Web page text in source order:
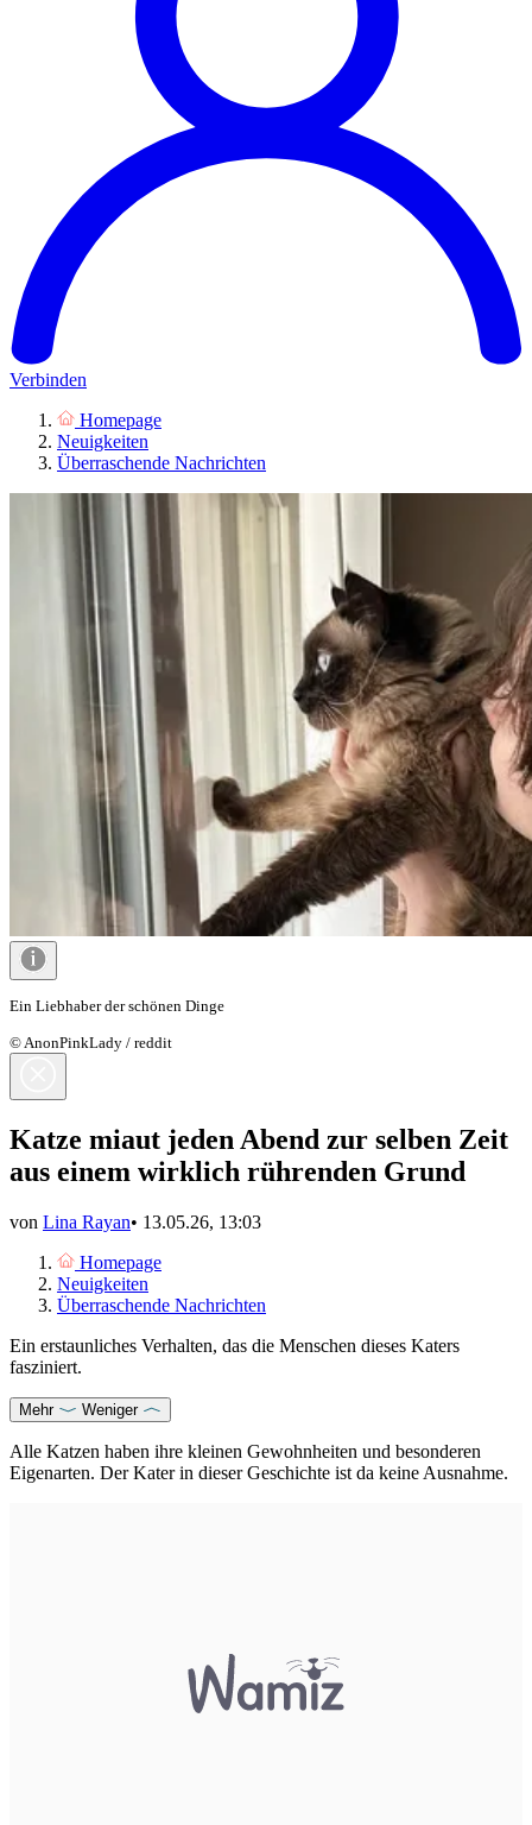
Verbinden
Homepage
Neuigkeiten
Überraschende Nachrichten
Ein Liebhaber der schönen Dinge
© AnonPinkLady / reddit
Katze miaut jeden Abend zur selben Zeit
aus einem wirklich rührenden Grund
von Lina Rayan• 13.05.26, 13:03
Homepage
Neuigkeiten
Überraschende Nachrichten
Ein erstaunliches Verhalten, das die Menschen dieses Katers
fasziniert.
Mehr Weniger
Alle Katzen haben ihre kleinen Gewohnheiten und besonderen
Eigenarten. Der Kater in dieser Geschichte ist da keine Ausnahme.